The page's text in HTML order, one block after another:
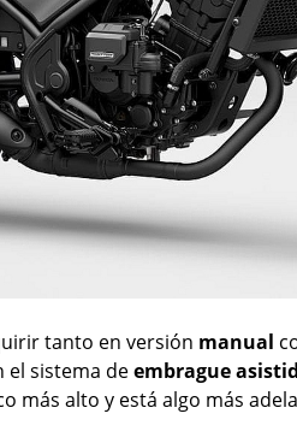
tanto en versión manual
el sistema deembrague
más alto y está algo más